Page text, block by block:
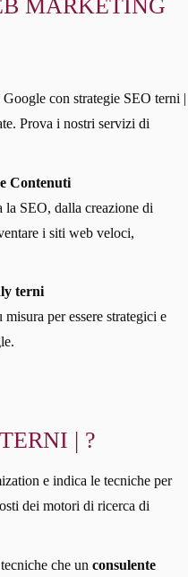
MARKETING
con strategie SEO terni |
Prova i nostri servizi di
Contenuti
SEO, dalla creazione di
i siti web veloci,
terni
per essere strategici e
| ?
e indica le tecniche per
dei motori di ricerca di
che un consulente